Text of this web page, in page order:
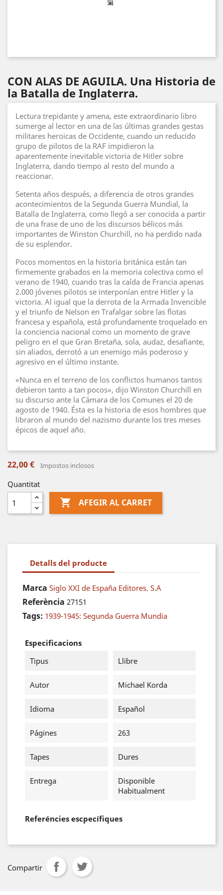
CON ALAS DE AGUILA. Una Historia de
la Batalla de Inglaterra.
Lectura trepidante y amena, este extraordinario libro
sumerge al lector en una de las últimas grandes gestas
militares heroicas de Occidente, cuando un reducido
grupo de pilotos de la RAF impidieron la
aparentemente inevitable victoria de Hitler sobre
Inglaterra, dando tiempo al resto del mundo a
reaccionar.
Setenta años después, a diferencia de otros grandes
acontecimientos de la Segunda Guerra Mundial, la
Batalla de Inglaterra, como llegó a ser conocida a partir
de una frase de uno de los discursos bélicos más
importantes de Winston Churchill, no ha perdido nada
de su esplendor.
Pocos momentos en la historia británica están tan
firmemente grabados en la memoria colectiva como el
verano de 1940, cuando tras la caída de Francia apenas
2.000 jóvenes pilotos se interponían entre Hitler y la
victoria. Al igual que la derrota de la Armada Invencible
y el triunfo de Nelson en Trafalgar sobre las flotas
francesa y española, está profundamente troquelado en
la conciencia nacional como un momento de grave
peligro en el que Gran Bretaña, sola, audaz, desafiante,
sin aliados, derrotó a un enemigo más poderoso y
agresivo en el último instante.
«Nunca en el terreno de los conflictos humanos tantos
debieron tanto a tan pocos», dijo Winston Churchill en
su discurso ante la Cámara de los Comunes el 20 de
agosto de 1940. Ésta es la historia de esos hombres que
libraron al mundo del nazismo durante los tres meses
épicos de aquel año.
22,00 € Impostos inclosos
Quantitat
 AFEGIR AL CARRET
Detalls del producte
Marca Siglo XXI de España Editores. S.A
Referència 27151
Tags: 1939-1945: Segunda Guerra Mundia
Especificacions
Tipus
Llibre
Autor Michael Korda
Idioma Español
Págines 263
Tapes Dures
Entrega
Disponible
Habitualment
Referéncies escpecífiques
Compartir